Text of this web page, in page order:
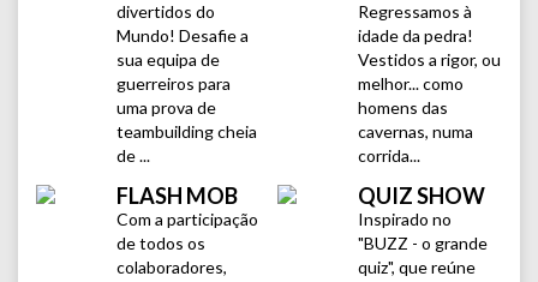
divertidos do
Mundo! Desafie a
sua equipa de
guerreiros para
uma prova de
teambuilding cheia
de ...
Regressamos à
idade da pedra!
Vestidos a rigor, ou
melhor... como
homens das
cavernas, numa
corrida...
FLASH MOB
Com a participação
de todos os
colaboradores,
QUIZ SHOW
Inspirado no
"BUZZ - o grande
quiz", que reúne